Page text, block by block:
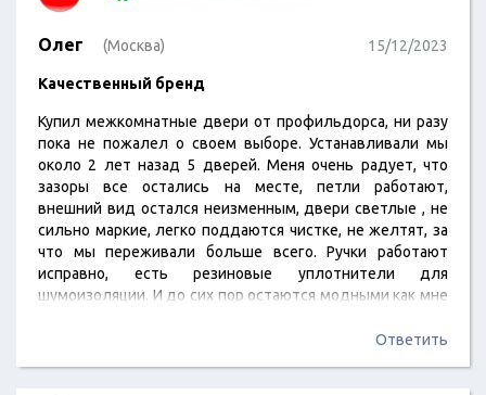
Олег (Москва) 15/12/2023
Качественный бренд
Купил межкомнатные двери от профильдорса, ни разу
пока не пожалел о своем выборе. Устанавливали мы
около 2 лет назад 5 дверей. Меня очень радует, что
зазоры все остались на месте, петли работают,
внешний вид остался неизменным, двери светлые , не
сильно маркие, легко поддаются чистке, не желтят, за
что мы переживали больше всего. Ручки работают
исправно, есть резиновые уплотнители для
шумоизоляции. И до сих пор остаются модными как мне
Ответить